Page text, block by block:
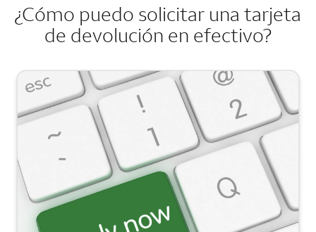
¿Cómo puedo solicitar una tarjeta
de devolución en efectivo?